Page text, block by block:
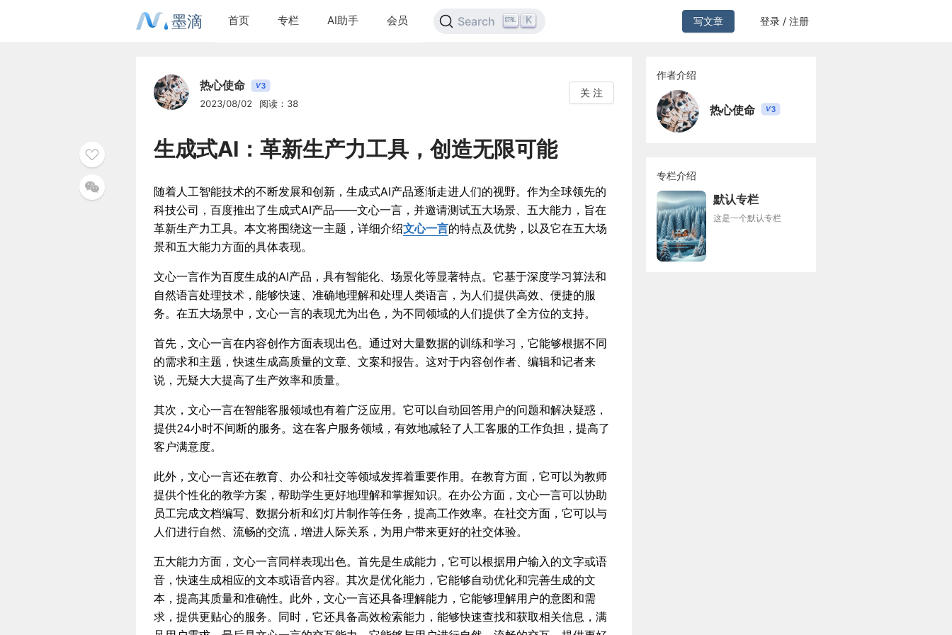
墨滴 首页 专栏 AI助手 会员 Search K 写文章 登录 / 注册
热心使命 V3
2023/08/02 阅读：38
关 注
生成式AI：革新生产力工具，创造无限可能
随着人工智能技术的不断发展和创新，生成式AI产品逐渐走进人们的视野。作为全球领先的
科技公司，百度推出了生成式AI产品——文心一言，并邀请测试五大场景、五大能力，旨在
革新生产力工具。本文将围绕这一主题，详细介绍文心一言的特点及优势，以及它在五大场
景和五大能力方面的具体表现。
文心一言作为百度生成的AI产品，具有智能化、场景化等显著特点。它基于深度学习算法和
自然语言处理技术，能够快速、准确地理解和处理人类语言，为人们提供高效、便捷的服
务。在五大场景中，文心一言的表现尤为出色，为不同领域的人们提供了全方位的支持。
首先，文心一言在内容创作方面表现出色。通过对大量数据的训练和学习，它能够根据不同
的需求和主题，快速生成高质量的文章、文案和报告。这对于内容创作者、编辑和记者来
说，无疑大大提高了生产效率和质量。
其次，文心一言在智能客服领域也有着广泛应用。它可以自动回答用户的问题和解决疑惑，
提供24小时不间断的服务。这在客户服务领域，有效地减轻了人工客服的工作负担，提高了
客户满意度。
此外，文心一言还在教育、办公和社交等领域发挥着重要作用。在教育方面，它可以为教师
提供个性化的教学方案，帮助学生更好地理解和掌握知识。在办公方面，文心一言可以协助
员工完成文档编写、数据分析和幻灯片制作等任务，提高工作效率。在社交方面，它可以与
人们进行自然、流畅的交流，增进人际关系，为用户带来更好的社交体验。
五大能力方面，文心一言同样表现出色。首先是生成能力，它可以根据用户输入的文字或语
音，快速生成相应的文本或语音内容。其次是优化能力，它能够自动优化和完善生成的文
本，提高其质量和准确性。此外，文心一言还具备理解能力，它能够理解用户的意图和需
求，提供更贴心的服务。同时，它还具备高效检索能力，能够快速查找和获取相关信息，满
作者介绍
热心使命 V3
专栏介绍
默认专栏
这是一个默认专栏